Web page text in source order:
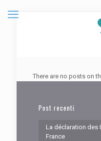
There are no posts on
Post recenti
La déclaration des
France